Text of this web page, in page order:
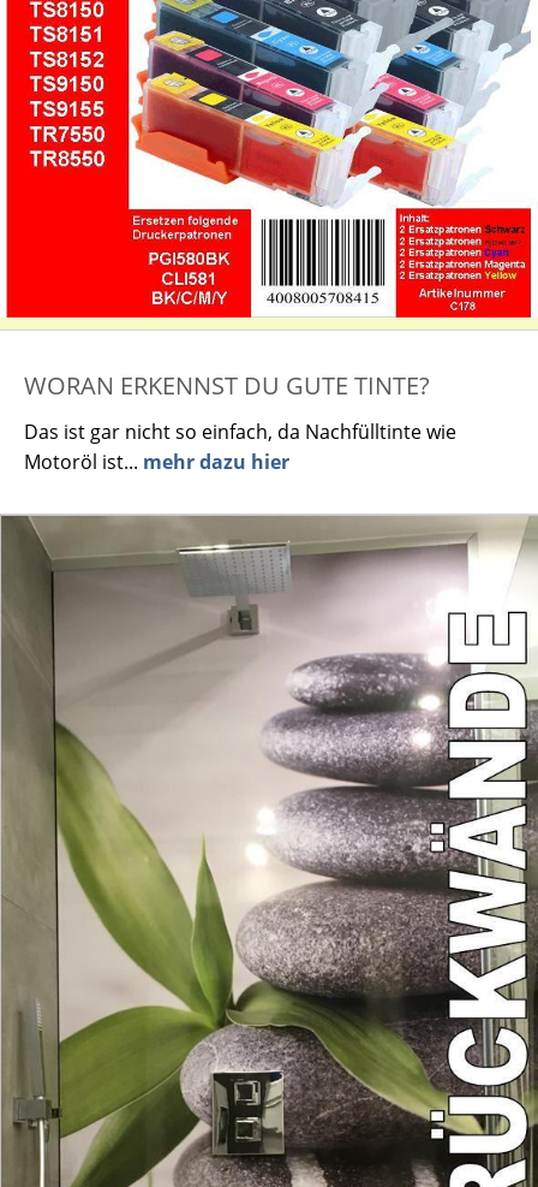
WORAN ERKENNST DU GUTE TINTE?
Das ist gar nicht so einfach, da Nachfülltinte wie
Motoröl ist... mehr dazu hier